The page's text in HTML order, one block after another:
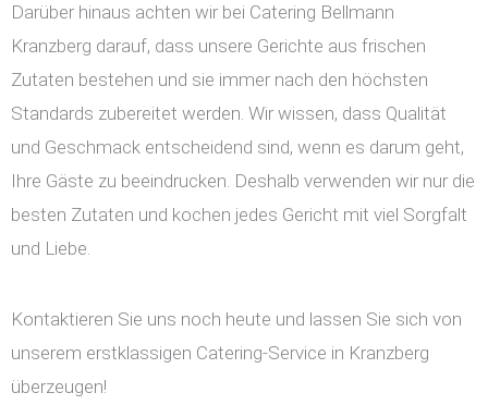
Darüber hinaus achten wir bei Catering Bellmann
Kranzberg darauf, dass unsere Gerichte aus frischen
Zutaten bestehen und sie immer nach den höchsten
Standards zubereitet werden. Wir wissen, dass Qualität
und Geschmack entscheidend sind, wenn es darum geht,
Ihre Gäste zu beeindrucken. Deshalb verwenden wir nur die
besten Zutaten und kochen jedes Gericht mit viel Sorgfalt
und Liebe.
Kontaktieren Sie uns noch heute und lassen Sie sich von
unserem erstklassigen Catering-Service in Kranzberg
überzeugen!